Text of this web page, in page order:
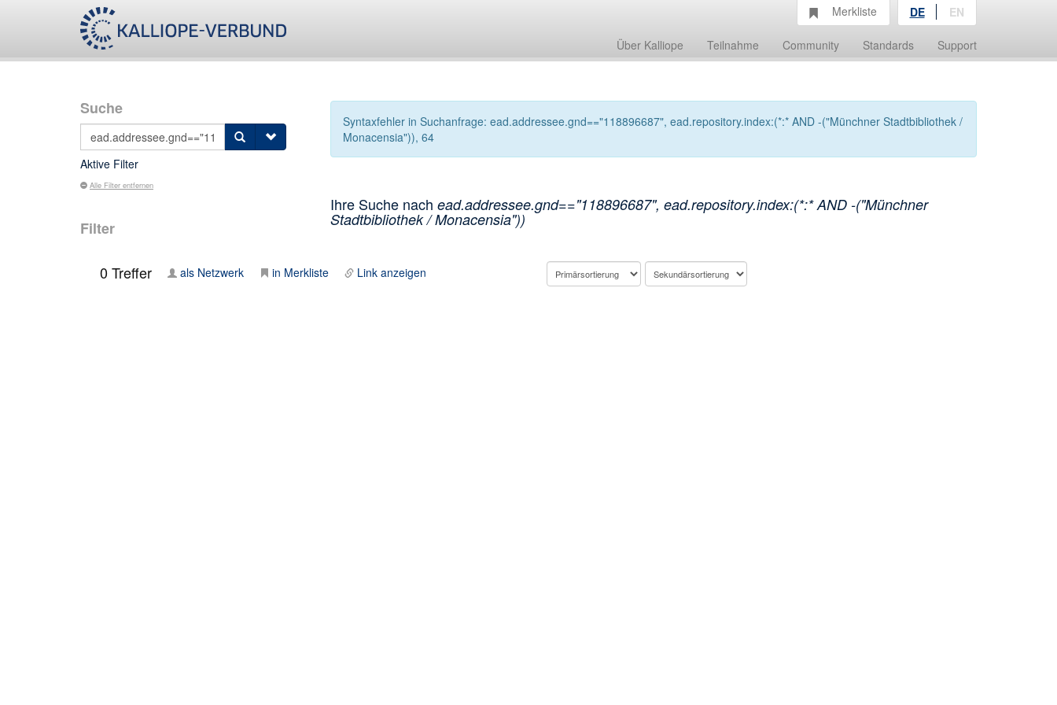
Über Kalliope Teilnahme Community Standards Support
Merkliste DE EN
Suche
Aktive Filter
Alle Filter entfernen
Filter
Syntaxfehler in Suchanfrage: ead.addressee.gnd=="118896687", ead.repository.index:(*:* AND -("Münchner Stadtbibliothek /
Monacensia")), 64
Ihre Suche nach ead.addressee.gnd=="118896687", ead.repository.index:(*:* AND -("Münchner
Stadtbibliothek / Monacensia"))
0Treffer als Netzwerk in Merkliste Link anzeigen